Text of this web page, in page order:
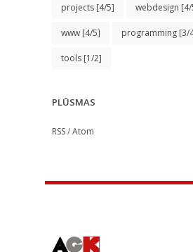
projects [4/5] webdesign
www [4/5] programming [3/
tools [1/2]
PLŪSMAS
RSS/Atom